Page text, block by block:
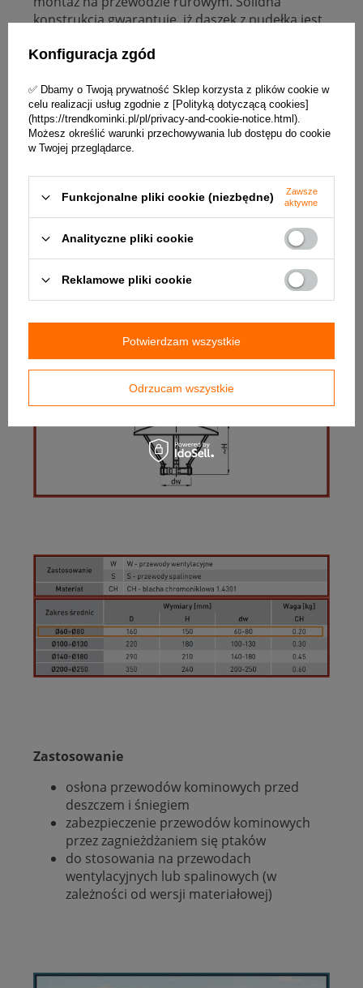
konstrukcja gwarantuje, iż daszek z pudełka jest
kominowy. Sposób pakowania w małe, wąskie
umożliwiająca łatwe przechowywanie i tanią
logistykę.
Daszki dostępne w uniwersalnych rozmiarach,
od 60 - 80, 100 - 130, 140 - 180, 200 - 250
Rozwiązanie zgłoszone w Urzędzie Patentowym
RP.
Zastosowanie
osłona przewodów kominowych przed
deszczem i śniegiem
zabezpieczenie przewodów kominowych
przez zagnieżdżaniem się ptaków
do stosowania na przewodach
wentylacyjnych lub spalinowych (w
zależności od wersji materiałowej)
Konfiguracja zgód
✅ Dbamy o Twoją prywatność Sklep korzysta z plików cookie w
celu realizacji usług zgodnie z [Polityką dotyczącą cookies]
(https://trendkominki.pl/pl/privacy-and-cookie-notice.html).
Możesz określić warunki przechowywania lub dostępu do cookie
w Twojej przeglądarce.
Funkcjonalne pliki cookie (niezbędne)
Zawsze
aktywne
Analityczne pliki cookie
Reklamowe pliki cookie
Odrzucam wszystkie
Potwierdzam wszystkie